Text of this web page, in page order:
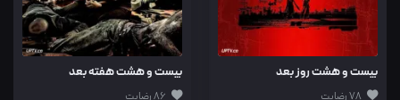
بیست و هشت روز بعد بیست و هشت هفته بعد